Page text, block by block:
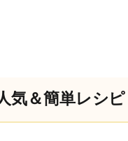
気＆簡単レシピ